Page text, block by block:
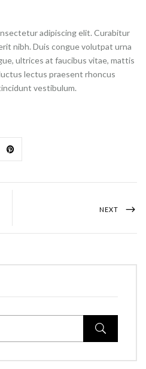
adipiscing elit. Curabitur
nibh. Duis congue volutpat urna
ultrices at faucibus vitae, mattis
lectus praesent rhoncus
vestibulum.
NEXT